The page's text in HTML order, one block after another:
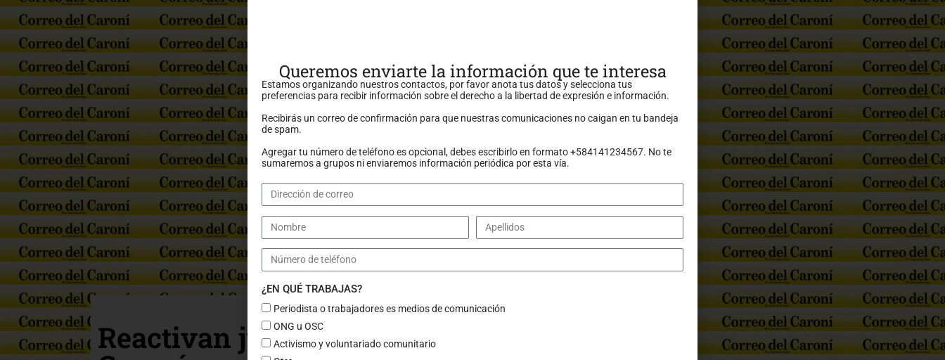
Reactivan juicio en contra de Correo del
Queremos enviarte la información que te interesa
Estamos organizando nuestros contactos, por favor anota tus datos y selecciona tus
preferencias para recibir información sobre el derecho a la libertad de expresión e información.
Recibirás un correo de confirmación para que nuestras comunicaciones no caigan en tu bandeja
de spam.
Agregar tu número de teléfono es opcional, debes escribirlo en formato +584141234567. No te
sumaremos a grupos ni enviaremos información periódica por esta vía.
¿EN QUÉ TRABAJAS?
Periodista o trabajadores es medios de comunicación
ONG u OSC
Activismo y voluntariado comunitario